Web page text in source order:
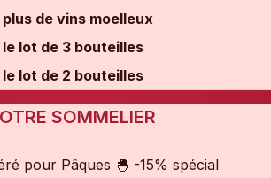
de vins moelleux
lot de 3 bouteilles
lot de 2 bouteilles
SOMMELIER
pour Pâques 🐣 -15% spécial